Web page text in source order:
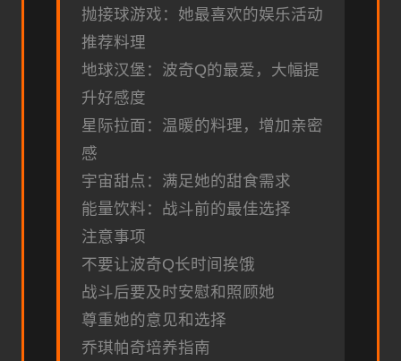
抛接球游戏：她最喜欢的娱乐活动
推荐料理
地球汉堡：波奇Q的最爱，大幅提
升好感度
星际拉面：温暖的料理，增加亲密
感
宇宙甜点：满足她的甜食需求
能量饮料：战斗前的最佳选择
注意事项
不要让波奇Q长时间挨饿
战斗后要及时安慰和照顾她
尊重她的意见和选择
乔琪帕奇培养指南